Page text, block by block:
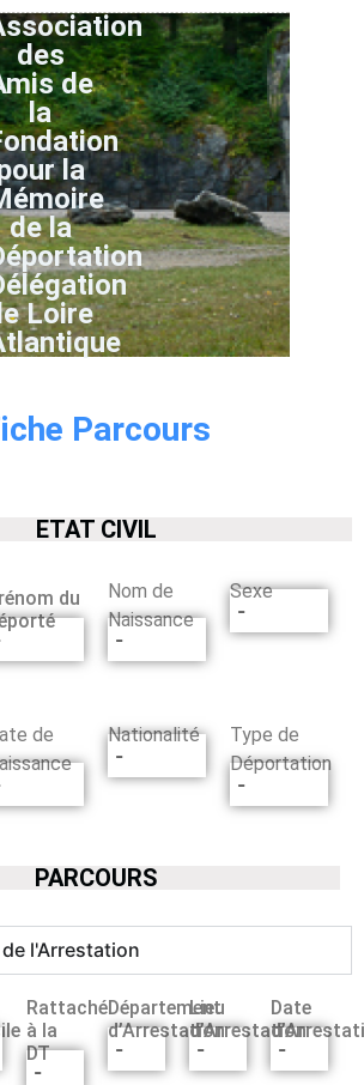
des
de
la
la
de la
Loire
Parcours
ETAT CIVIL
du
Nom de
Naissance
-
Sexe
-
de
Nationalité
-
Type de
Déportation
-
PARCOURS
l'Arrestation
Rattaché
à la
DT
-
Département
d’Arrestation
-
Lieu
d’Arrestation
-
Date
-